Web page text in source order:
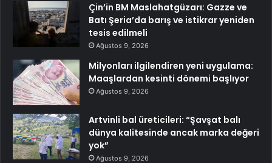
Çin’in BM Maslahatgüzarı: Gazze ve
Batı Şeria’da barış ve istikrar yeniden
tesis edilmeli
Ağustos 9, 2026
Milyonları ilgilendiren yeni uygulama:
Maaşlardan kesinti dönemi başlıyor
Ağustos 9, 2026
Artvinli bal üreticileri: “Şavşat balı
dünya kalitesinde ancak marka değeri
yok”
Ağustos 9, 2026